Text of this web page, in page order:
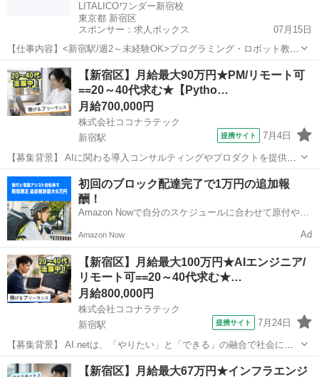
LITALICOワンダー新宿校
東京都 新宿区
スポンサー：求人ボックス
07月15日
【仕事内容】<新宿駅/週2～未経験OK>プログラミング・ロボット教室
の講師スタッフ 「LITALICO(りたりこ)ワンダー」は プログラミングを
用いたロボットやゲーム制作を通じて 子どもたちの創造力を解き放
つ、IT×ものづくり教室...
アルバイト・パート
【新宿区】月給最大90万円★PM/リモート可
==20～40代求む★【Pytho…
月給700,000円
株式会社ココナラテック
新宿駅
提携サイト 7月4日
【募集背景】 AIに関わる導入コンサルティングやプロダクトを提供し
ている企業において、AI領域のプロジェクト推進を強化するためのプ
ロジェクトマネージャーを募集しております。 【作業内容】 AIに関わ
る導入コンサルティングや...
東京 新宿区 新宿駅 エンジニア
初回のブロック配達完了で1万円の追加報
酬！
Amazon Nowで自分のスケジュールに合わせて原付や電
Amazon Now Ad
【新宿区】月給最大100万円★AIエンジニア/
リモート可==20～40代求む★…
月給800,000円
株式会社ココナラテック
新宿駅
提携サイト 7月24日
【募集背景】 AI.netは、「やりたい」と「できる」の融合で社会に貢
献し、充実した豊かな人生を共に創るという強い信念のもと、2024年3
月、SI事業と再生可能エネルギー(太陽光発電所)開発を担うグループ企
東京 新宿区 新宿駅 エンジニア
【新宿区】月給最大67万円★インフラエンジ